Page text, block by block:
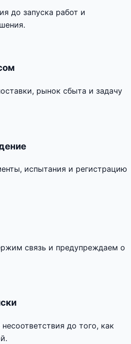
до запуска работ и
рынок сбыта и задачу
испытания и регистрацию
связь и предупреждаем о
до того, как